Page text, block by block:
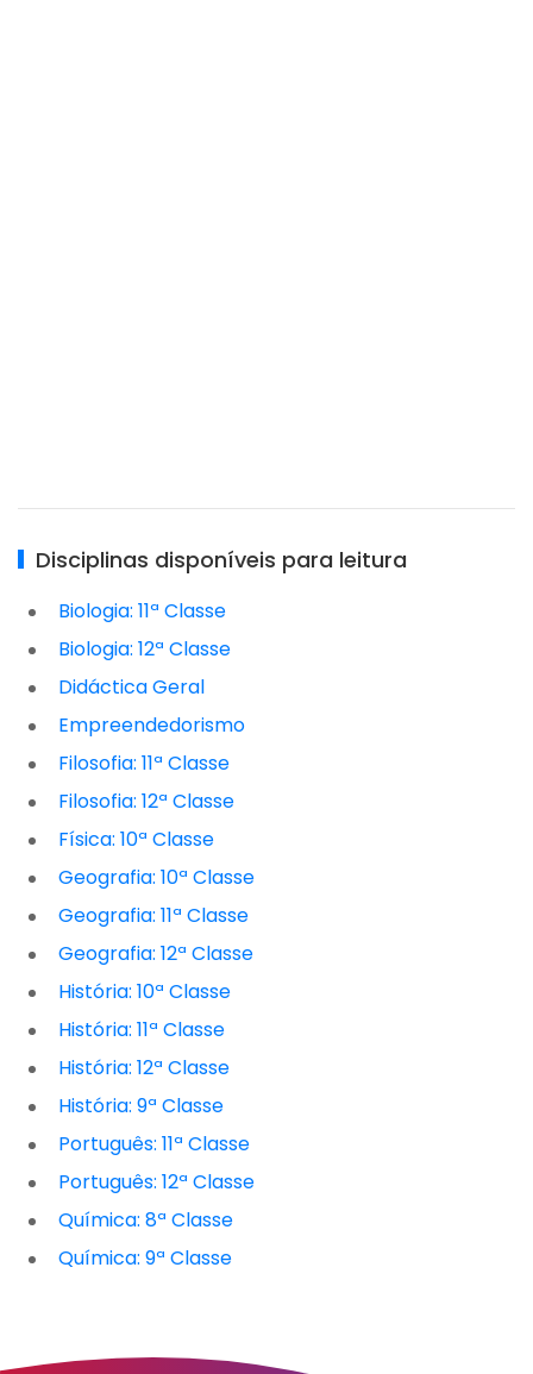
Disciplinas disponíveis para leitura
Biologia: 11ª Classe
Biologia: 12ª Classe
Didáctica Geral
Empreendedorismo
Filosofia: 11ª Classe
Filosofia: 12ª Classe
Física: 10ª Classe
Geografia: 10ª Classe
Geografia: 11ª Classe
Geografia: 12ª Classe
História: 10ª Classe
História: 11ª Classe
História: 12ª Classe
História: 9ª Classe
Português: 11ª Classe
Português: 12ª Classe
Química: 8ª Classe
Química: 9ª Classe